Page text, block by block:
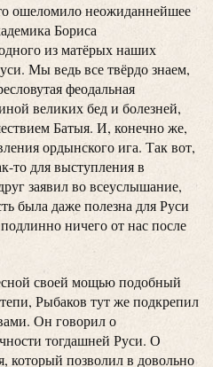
ошеломило неожиданнейшее
Бориса
из матёрых наших
Мы ведь все твёрдо знаем,
феодальная
великих бед и болезней,
Батыя. И, конечно же,
ордынского ига. Так вот,
то для выступления в
заявил во всеуслышание,
была даже полезна для Руси
ничего от нас после
своей мощью подобный
Рыбаков тут же подкрепил
Он говорил о
тогдашней Руси. О
который позволил в довольно